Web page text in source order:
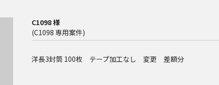
C1098 様
(C1098 専用案件)
洋長3封筒 100枚 テープ加工なし 変更 差額分